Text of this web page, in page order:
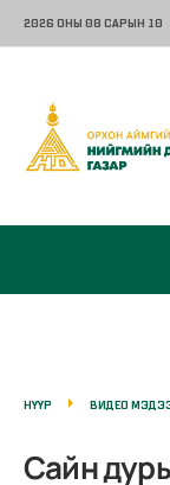
2026 ОНЫ 08 САРЫН 10
НҮҮР ВИДЕО
Сайн